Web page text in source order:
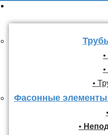
•
Фасонные
•
•